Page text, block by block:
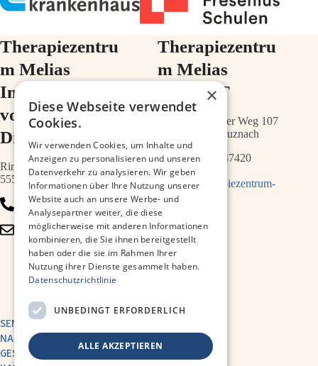
Therapiezentru
m Melias
Im Ärztehaus
vor der
Diakonie
Ringstr.64a
55543 Bad Kreuznach
0671 – 79467700
info@therapiezentrum-
kh.de
Therapiezentru
m Melias
im ZIMT
Schwabenheimer Weg 107
55543 Bad Kreuznach
0671 – 21547420
info@therapiezentrum-
melias.de
SENDE UNS EINE
NACHRICHT
GESUNDHEITSAKADEMIE
×
Diese Webseite verwendet
Cookies.
Wir verwenden Cookies, um Inhalte und
Anzeigen zu personalisieren und unseren
Datenverkehr zu analysieren. Wir geben
Informationen über Ihre Nutzung unserer
Website auch an unsere Werbe- und
Analysepartner weiter, die diese
möglicherweise mit anderen Informationen
kombinieren, die Sie ihnen bereitgestellt
haben oder die sie im Rahmen Ihrer
Nutzung ihrer Dienste gesammelt haben.
Datenschutzrichtlinie
UNBEDINGT ERFORDERLICH
ALLE AKZEPTIEREN